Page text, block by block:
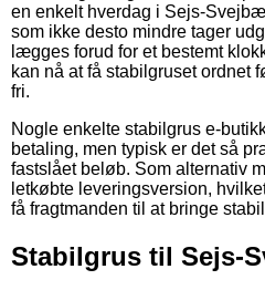
en enkelt hverdag i Sejs-
som ikke desto mindre tager
lægges forud for et bestemt
kan nå at få stabilgruset ordnet
fri.
Nogle enkelte stabilgrus e-
betaling, men typisk er det så
fastslået beløb. Som alternativ
letkøbte leveringsversion,
få fragtmanden til at bringe
Stabilgrus til Sejs-